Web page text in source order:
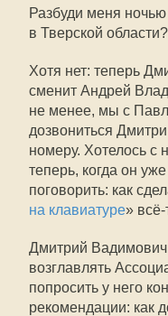
Разбуди меня ночью
в Тверской
Хотя нет: теперь
сменит Андрей
не менее, мы с
дозвониться
номеру. Хотелось с
теперь, когда он
поговорить: как
на клавиатуре»
Дмитрий
возглавлять
попросить у него
рекомендации: как